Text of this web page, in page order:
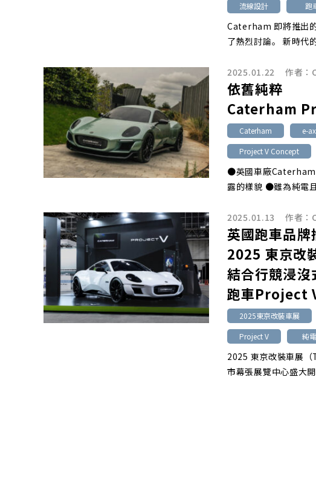
流線設計
跑
Caterham 即將推出
了熱烈討論。 新時
2025.01.22 作者：
依舊純粹
Caterham
Caterham e-
Project V Concept
●英國車廠Caterham
露的樣貌 ●雖為純電
2025.01.13 作者：
英國跑車品
2025 東京改
結合行競浸
跑車Project
2025東京改裝車展
Project V
純
2025 東京改裝車展
市幕張展覽中心盛大